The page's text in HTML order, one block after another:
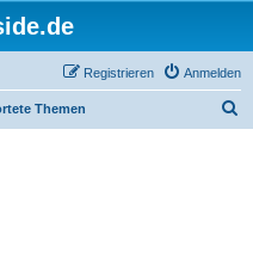
Anmelden
Registrieren
Themen